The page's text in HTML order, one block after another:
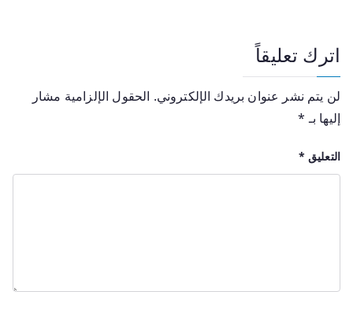
اترك تعليقاً
لن يتم نشر عنوان بريدك الإلكتروني. الحقول الإلزامية مشار
إليها بـ *
التعليق *